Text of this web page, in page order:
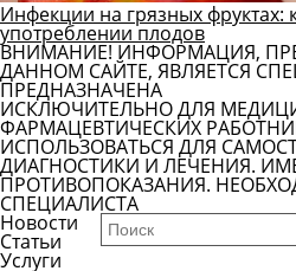
Инфекции на грязных фруктах:
употреблении плодов
ВНИМАНИЕ! ИНФОРМАЦИЯ,
ДАННОМ САЙТЕ, ЯВЛЯЕТСЯ
ПРЕДНАЗНАЧЕНА
ИСКЛЮЧИТЕЛЬНО ДЛЯ
ФАРМАЦЕВТИЧЕСКИХ
ИСПОЛЬЗОВАТЬСЯ ДЛЯ
ДИАГНОСТИКИ И ЛЕЧЕНИЯ.
ПРОТИВОПОКАЗАНИЯ.
СПЕЦИАЛИСТА
Новости
Статьи
Услуги